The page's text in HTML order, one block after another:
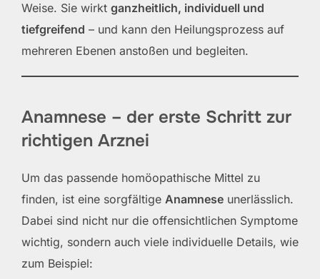
Weise. Sie wirkt ganzheitlich, individuell und
tiefgreifend – und kann den Heilungsprozess auf
mehreren Ebenen anstoßen und begleiten.
Anamnese – der erste Schritt zur
richtigen Arznei
Um das passende homöopathische Mittel zu
finden, ist eine sorgfältige Anamnese unerlässlich.
Dabei sind nicht nur die offensichtlichen Symptome
wichtig, sondern auch viele individuelle Details, wie
zum Beispiel: